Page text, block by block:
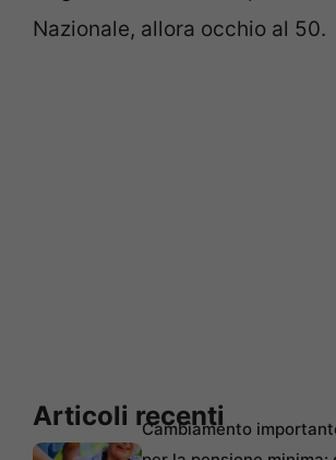
Nazionale, allora occhio al 50.
Articoli recenti
Cambiamento